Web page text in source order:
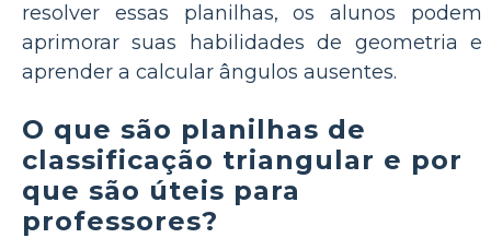
resolver essas planilhas, os alunos podem
aprimorar suas habilidades de geometria e
aprender a calcular ângulos ausentes.
O que são planilhas de
classificação triangular e por
que são úteis para
professores?